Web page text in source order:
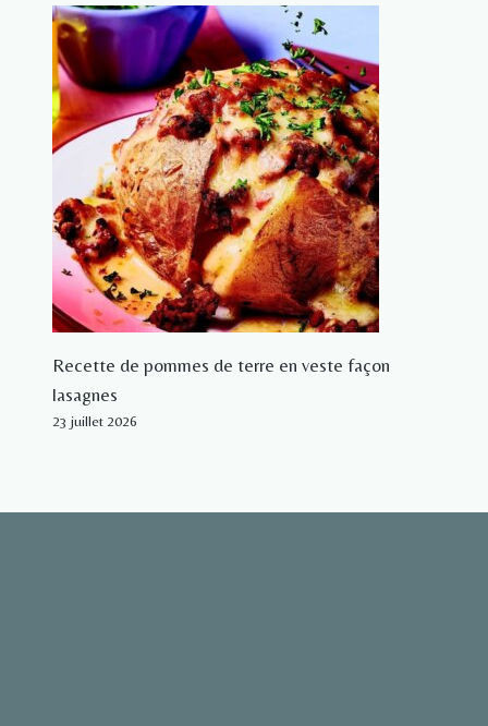
Recette de pommes de terre en veste façon
lasagnes
23 juillet 2026